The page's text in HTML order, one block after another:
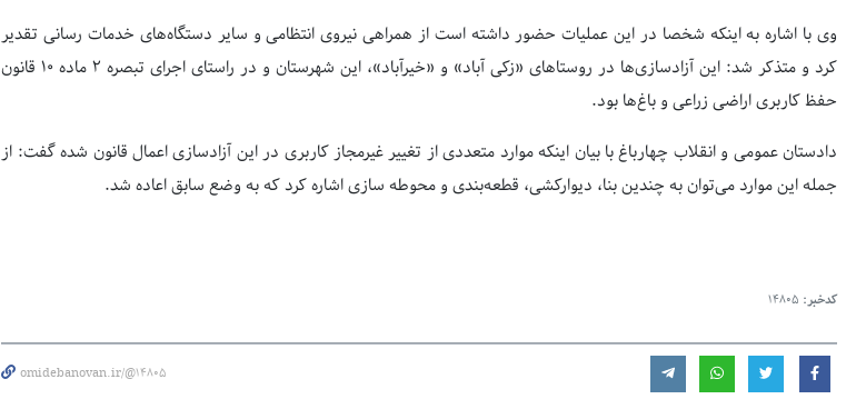
وی با اشاره به اینکه شخصا در این عملیات حضور داشته است از همراهی نیروی انتظامی و سایر دستگاه‌های خدمات رسانی تقدیر
کرد و متذکر شد: این آزادسازی‌ها در روستاهای «زکی آباد» و «خیرآباد»، این شهرستان و در راستای اجرای تبصره ۲ ماده ۱۰ قانون
حفظ کاربری اراضی زراعی و باغ‌ها بود.
دادستان عمومی و انقلاب چهارباغ با بیان اینکه موارد متعددی از تغییر غیرمجاز کاربری در این آزادسازی اعمال قانون شده گفت: از
جمله این موارد می‌توان به چندین بنا، دیوارکشی، قطعه‌بندی و محوطه سازی اشاره کرد که به وضع سابق اعاده شد.
کدخبر: 14805
omidebanovan.ir/@14805